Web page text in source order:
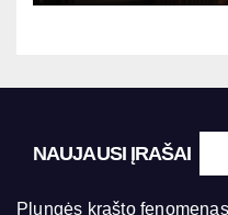
NAUJAUSI ĮRAŠAI
Plungės krašto